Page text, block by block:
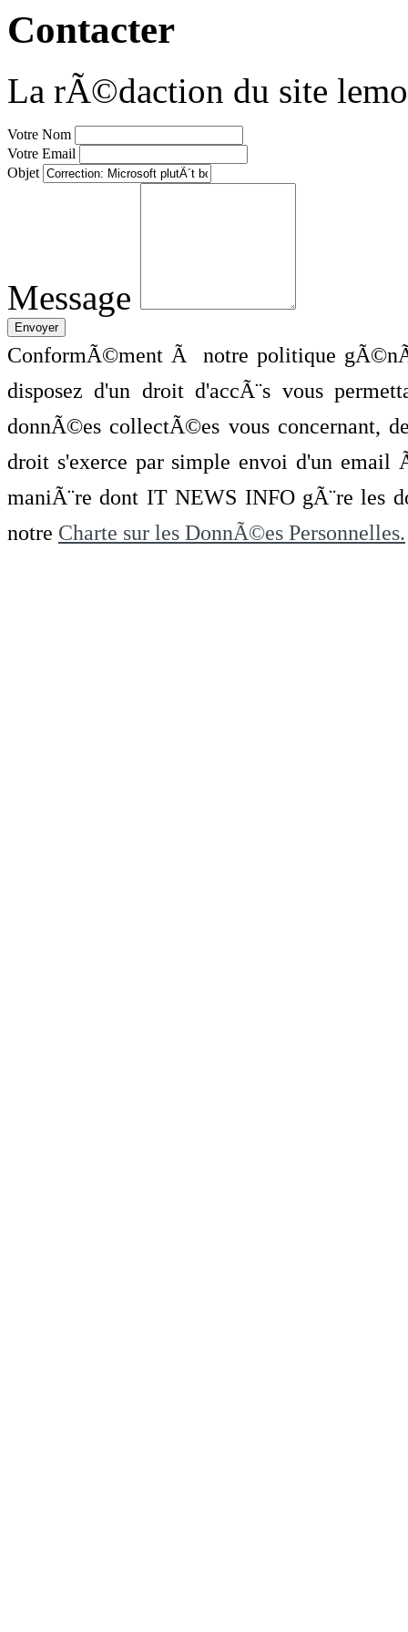
Contacter
La rÃ©daction du site
Votre Nom
Votre Email
Objet
Message
ConformÃ©ment Ã notre politique
disposez d'un droit d'accÃ¨s vous
donnÃ©es collectÃ©es vous concernant,
droit s'exerce par simple envoi d'un
maniÃ¨re dont IT NEWS INFO gÃ¨re les
notre Charte sur les DonnÃ©es Personnelles.